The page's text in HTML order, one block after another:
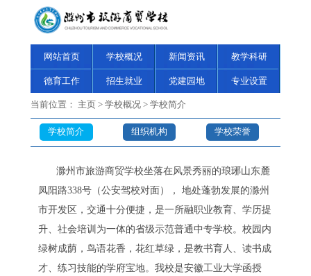
网站首页 学校概况 新闻资讯 教学科研
德育工作 招生就业 党建园地 专业设置
当前位置： 主页 > 学校概况 > 学校简介
学校简介 组织机构 学校荣誉
滁州市旅游商贸学校坐落在风景秀丽的琅琊山东麓
凤阳路338号（公安驾校对面）， 地处蓬勃发展的滁州
市开发区，交通十分便捷，是一所融职业教育、学历提
升、社会培训为一体的省级示范普通中专学校。校园内
绿树成荫，鸟语花香，花红草绿，是教书育人、读书成
才、练习技能的学府宝地。我校是安徽工业大学函授